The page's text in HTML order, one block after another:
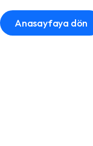
Anasayfaya dön